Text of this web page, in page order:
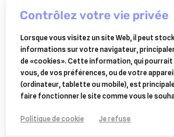
BOEHRINGER INGELHEIM
seraquin omega chien
pochette 30 comprimés
26,10 €
TVM
locox
sachet
contrôlez votre vie privée
Lorsque vous visitez un site Web, il peut
informations sur votre navigateur,
de «cookies». Cette information, qui pourrait
vous, de vos préférences, ou de votre
(ordinateur, tablette ou mobile), est
faire fonctionner le site comme vous le
Politique de cookie Je refuse